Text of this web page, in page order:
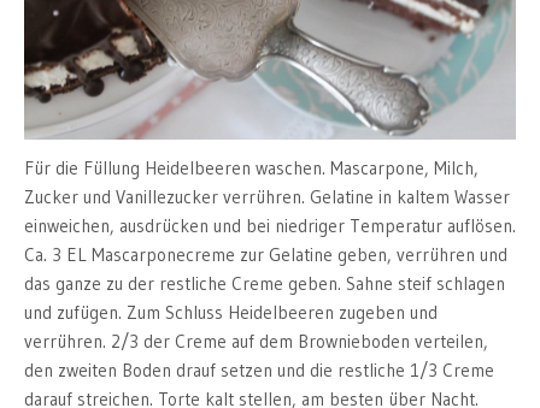
Für die Füllung Heidelbeeren waschen. Mascarpone, Milch,
Zucker und Vanillezucker verrühren. Gelatine in kaltem Wasser
einweichen, ausdrücken und bei niedriger Temperatur auflösen.
Ca. 3 EL Mascarponecreme zur Gelatine geben, verrühren und
das ganze zu der restliche Creme geben. Sahne steif schlagen
und zufügen. Zum Schluss Heidelbeeren zugeben und
verrühren. 2/3 der Creme auf dem Brownieboden verteilen,
den zweiten Boden drauf setzen und die restliche 1/3 Creme
darauf streichen. Torte kalt stellen, am besten über Nacht.